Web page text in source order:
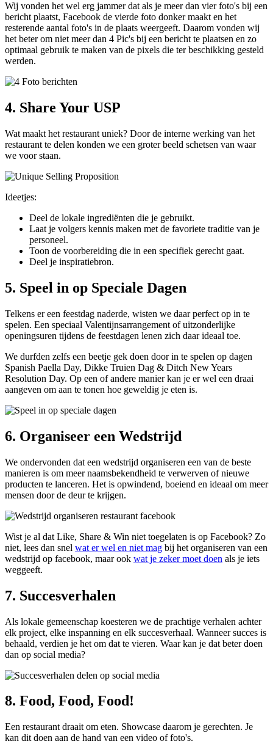
Wij vonden het wel erg jammer dat als je meer dan vier foto's bij een
bericht plaatst, Facebook de vierde foto donker maakt en het
resterende aantal foto's in de plaats weergeeft. Daarom vonden wij
het beter om niet meer dan 4 Pic's bij een bericht te plaatsen en zo
optimaal gebruik te maken van de pixels die ter beschikking gesteld
werden.
4. Share Your USP
Wat maakt het restaurant uniek? Door de interne werking van het
restaurant te delen konden we een groter beeld schetsen van waar
we voor staan.
Ideetjes:
Deel de lokale ingrediënten die je gebruikt.
Laat je volgers kennis maken met de favoriete traditie van je
personeel.
Toon de voorbereiding die in een specifiek gerecht gaat.
Deel je inspiratiebron.
5. Speel in op Speciale Dagen
Telkens er een feestdag naderde, wisten we daar perfect op in te
spelen. Een speciaal Valentijnsarrangement of uitzonderlijke
openingsuren tijdens de feestdagen lenen zich daar ideaal toe.
We durfden zelfs een beetje gek doen door in te spelen op dagen
Spanish Paella Day, Dikke Truien Dag & Ditch New Years
Resolution Day. Op een of andere manier kan je er wel een draai
aangeven om aan te tonen hoe geweldig je eten is.
6. Organiseer een Wedstrijd
We ondervonden dat een wedstrijd organiseren een van de beste
manieren is om meer naamsbekendheid te verwerven of nieuwe
producten te lanceren. Het is opwindend, boeiend en ideaal om meer
mensen door de deur te krijgen.
Wist je al dat Like, Share & Win niet toegelaten is op Facebook? Zo
niet, lees dan snel wat er wel en niet mag bij het organiseren van een
wedstrijd op facebook, maar ook wat je zeker moet doen als je iets
weggeeft.
7. Succesverhalen
Als lokale gemeenschap koesteren we de prachtige verhalen achter
elk project, elke inspanning en elk succesverhaal. Wanneer succes is
behaald, verdien je het om dat te vieren. Waar kan je dat beter doen
dan op social media?
8. Food, Food, Food!
Een restaurant draait om eten. Showcase daarom je gerechten. Je
kan dit doen aan de hand van een video of foto's.